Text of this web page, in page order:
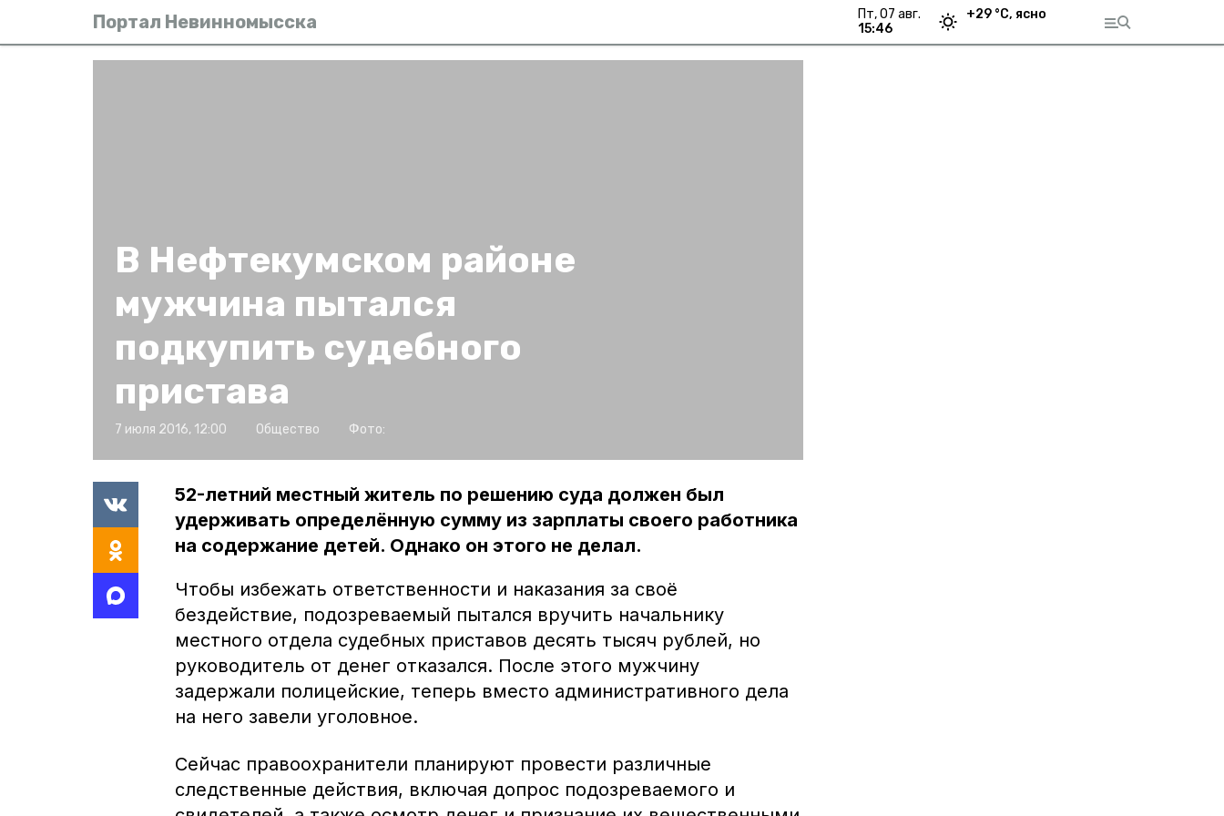
Портал Невинномысска
пт, 07 авг.
15:46
+29 °С, ясно
В Нефтекумском районе
мужчина пытался
подкупить судебного
пристава
7 июля 2016, 12:00 Общество Фото:
52-летний местный житель по решению суда должен был
удерживать определённую сумму из зарплаты своего работника
на содержание детей. Однако он этого не делал.
Чтобы избежать ответственности и наказания за своё
бездействие, подозреваемый пытался вручить начальнику
местного отдела судебных приставов десять тысяч рублей, но
руководитель от денег отказался. После этого мужчину
задержали полицейские, теперь вместо административного дела
на него завели уголовное.
Сейчас правоохранители планируют провести различные
следственные действия, включая допрос подозреваемого и